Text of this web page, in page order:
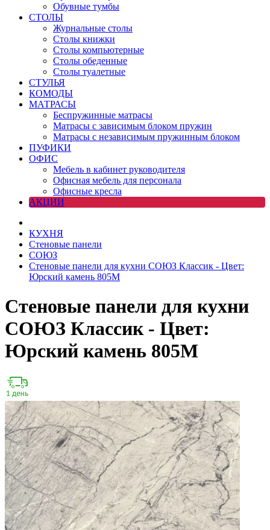
Обувные тумбы
СТОЛЫ
Журнальные столы
Столы книжки
Столы компьютерные
Столы обеденные
Столы туалетные
СТУЛЬЯ
КОМОДЫ
МАТРАСЫ
Беспружинные матрасы
Матрасы с зависимым блоком пружин
Матрасы с независимым пружинным блоком
ПУФИКИ
ОФИС
Мебель в кабинет руководителя
Офисная мебель для персонала
Офисные кресла
АКЦИИ
КУХНЯ
Стеновые панели
СОЮЗ
Стеновые панели для кухни СОЮЗ Классик - Цвет:
Юрский камень 805М
Стеновые панели для кухни
СОЮЗ Классик - Цвет:
Юрский камень 805М